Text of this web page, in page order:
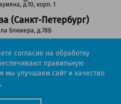
д.10, корп. 1
(Санкт-Петербург)
Блюхера, д.78Б
РФ
302-51-53
согласие на обработку
правильную
мы улучшаем сайт и качество